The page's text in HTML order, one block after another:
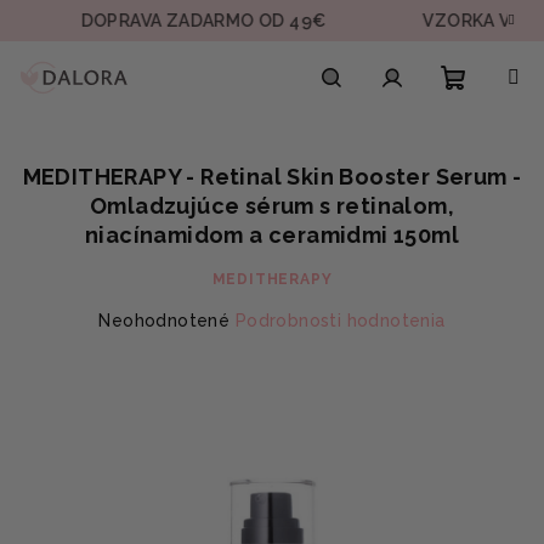
DOPRAVA ZADARMO OD 49€ VZORKA V KAŽDEJ
košík
MEDITHERAPY - Retinal Skin Booster Serum -
Omladzujúce sérum s retinalom,
niacínamidom a ceramidmi 150ml
MEDITHERAPY
Priemerné
Neohodnotené Podrobnosti hodnotenia